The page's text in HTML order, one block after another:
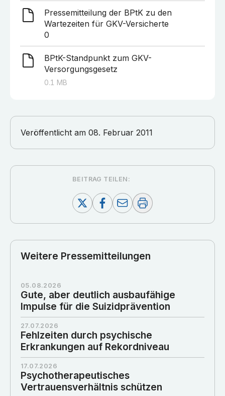
Pressemitteilung der BPtK zu den
Wartezeiten für GKV-Versicherte
0
BPtK-Standpunkt zum GKV-
Versorgungsgesetz
0.1 MB
Veröffentlicht am 08. Februar 2011
BEITRAG TEILEN:
Weitere Pressemitteilungen
05.08.2026
Gute, aber deutlich ausbaufähige
Impulse für die Suizidprävention
27.07.2026
Fehlzeiten durch psychische
Erkrankungen auf Rekordniveau
17.07.2026
Psychotherapeutisches
Vertrauensverhältnis schützen